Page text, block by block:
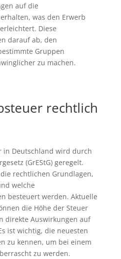
auf die
was den Erwerb
Diese
darauf ab, den
Gruppen
zu machen.
rechtlich
in Deutschland wird durch
(GrEStG) geregelt.
rechtlichen Grundlagen,
welche
besteuert werden. Aktuelle
die Höhe der Steuer
direkte Auswirkungen auf
ist wichtig, die neuesten
zu kennen, um bei einem
zu werden.